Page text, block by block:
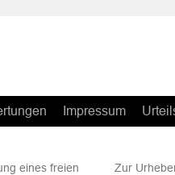
Impressum
eines freien
Zur